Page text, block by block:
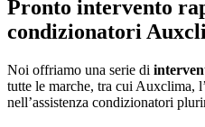
Pronto intervento
condizionatori
Noi offriamo una serie di
tutte le marche, tra cui Auxclima,
nell’assistenza condizionatori